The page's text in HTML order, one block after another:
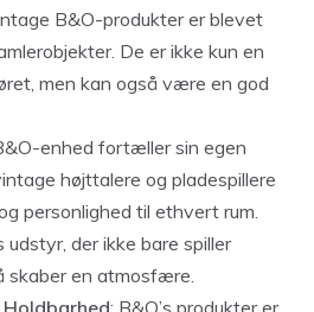
B&O-produkter er blevet
De er ikke kun en
men kan også være en god
enhed fortæller sin egen
højttalere og pladespillere
personlighed til ethvert rum.
udstyr, der ikke bare spiller
skaber en atmosfære.
: B&O’s produkter er